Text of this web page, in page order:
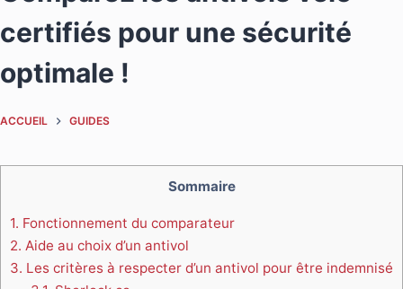
certifiés pour une sécurité
optimale !
ACCUEIL GUIDES
Sommaire
1. Fonctionnement du comparateur
2. Aide au choix d’un antivol
3. Les critères à respecter d’un antivol pour être indemnisé